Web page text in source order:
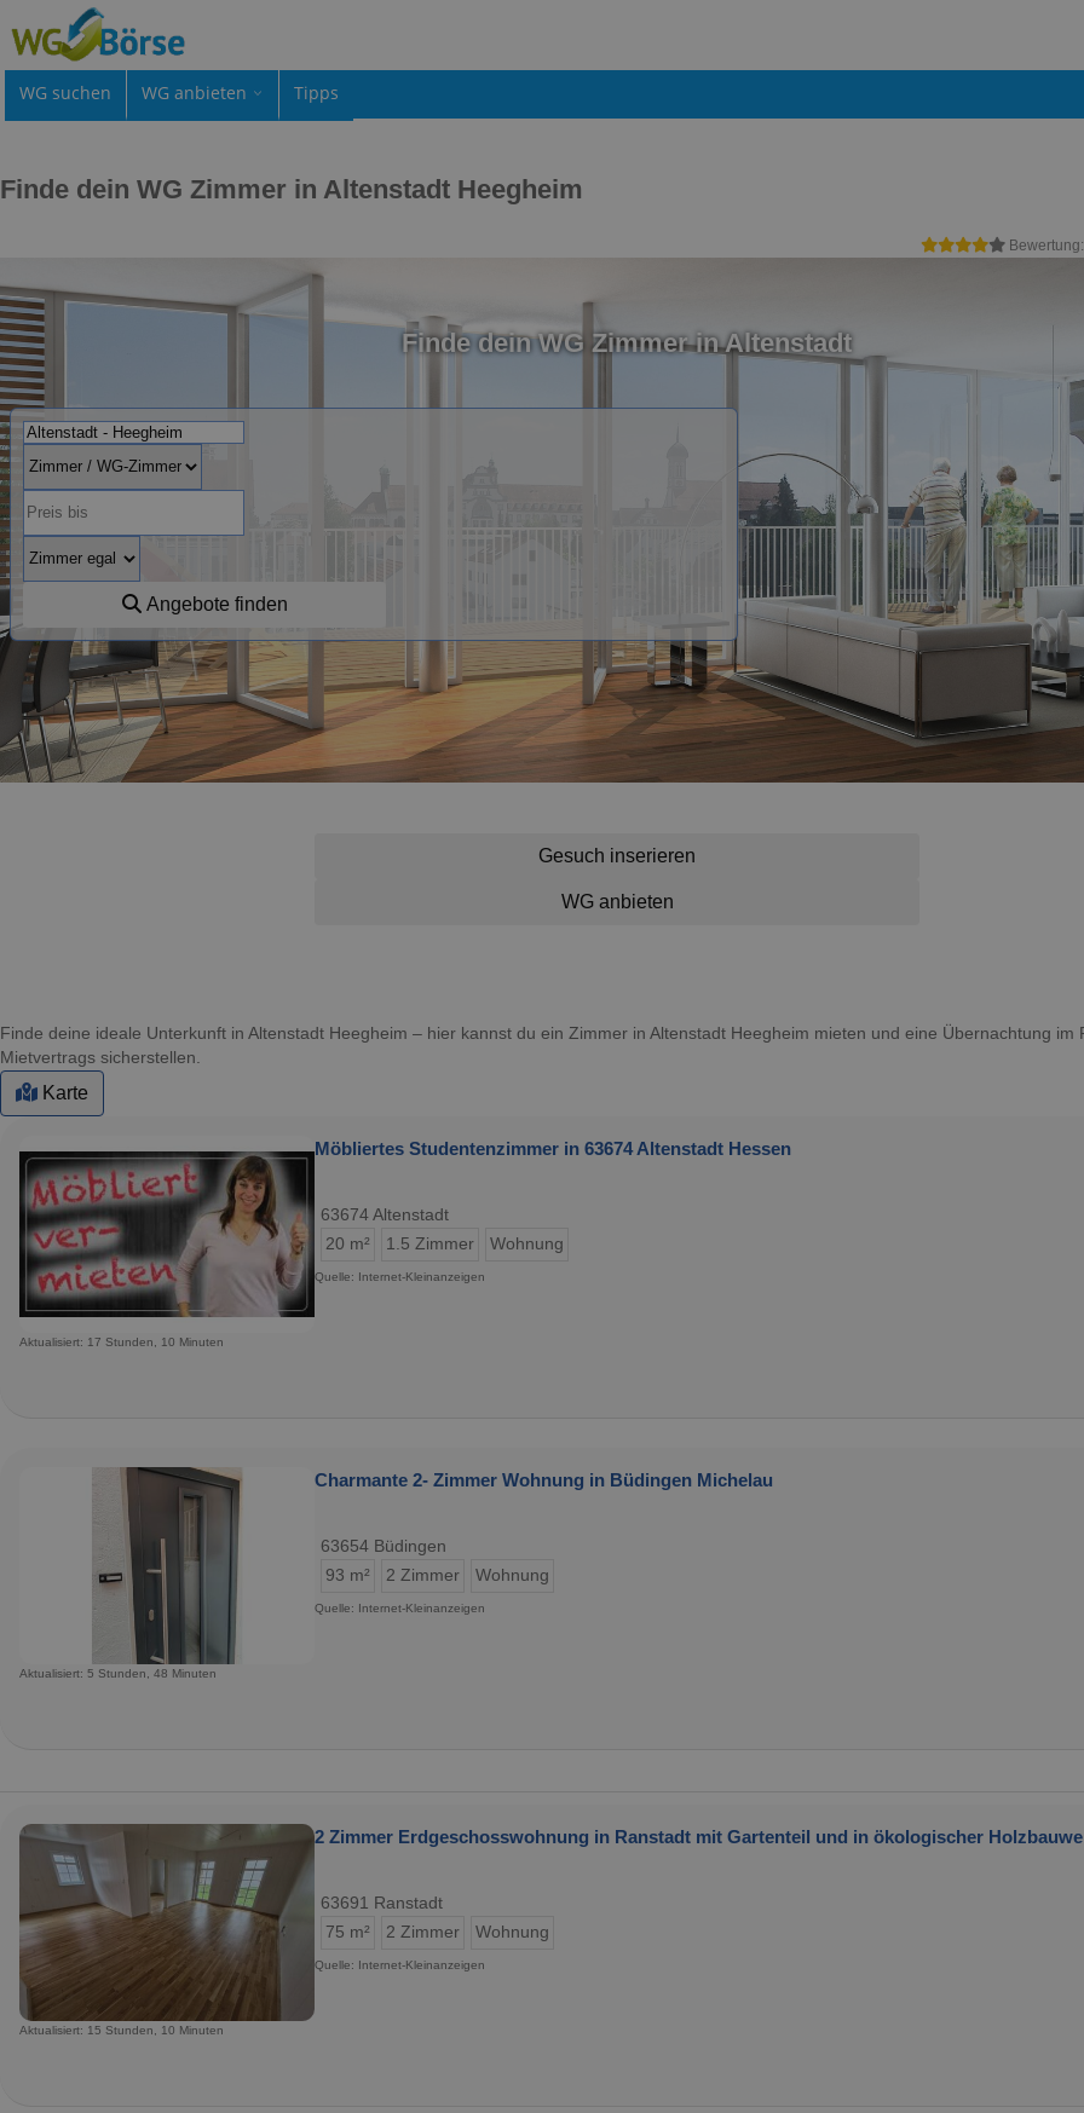
WG suchen WG anbieten Tipps
Finde dein WG Zimmer in Altenstadt Heegheim
Finde dein WG Zimmer in Altenstadt
Angebote finden
Gesuch inserieren
WG anbieten
Finde deine ideale Unterkunft in Altenstadt Heegheim – hier kannst du ein Zimmer in Altenstadt Heegheim mieten und eine Übernachtung im
Mietvertrags sicherstellen.
Karte
Möbliertes Studentenzimmer in 63674 Altenstadt Hessen
63674 Altenstadt
20 m²
1.5 Zimmer Wohnung
Quelle: Internet-Kleinanzeigen
Aktualisiert: 17 Stunden, 10 Minuten
Charmante 2- Zimmer Wohnung in Büdingen Michelau
63654 Büdingen
93 m²
2 Zimmer Wohnung
Quelle: Internet-Kleinanzeigen
Aktualisiert: 5 Stunden, 48 Minuten
2 Zimmer Erdgeschosswohnung in Ranstadt mit Gartenteil und in ökologischer
63691 Ranstadt
75 m²
2 Zimmer Wohnung
Quelle: Internet-Kleinanzeigen
Aktualisiert: 15 Stunden, 10 Minuten